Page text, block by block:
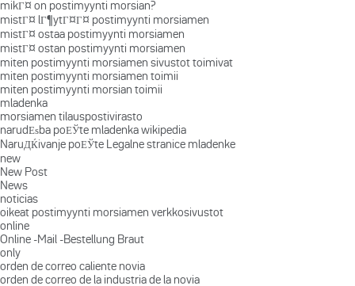
mikГ¤ on postimyynti morsian?
mistГ¤ lГ¶ytГ¤Г¤ postimyynti morsiamen
mistГ¤ ostaa postimyynti morsiamen
mistГ¤ ostan postimyynti morsiamen
miten postimyynti morsiamen sivustot toimivat
miten postimyynti morsiamen toimii
miten postimyynti morsian toimii
mladenka
morsiamen tilauspostivirasto
narudЕѕba poЕЎte mladenka wikipedia
NaruДЌivanje poЕЎte Legalne stranice mladenke
new
New Post
News
noticias
oikeat postimyynti morsiamen verkkosivustot
online
Online -Mail -Bestellung Braut
only
orden de correo caliente novia
orden de correo de la industria de la novia